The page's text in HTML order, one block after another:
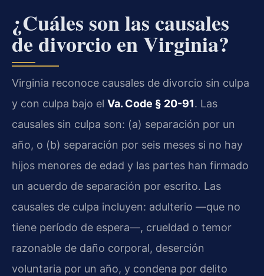
¿Cuáles son las causales
de divorcio en Virginia?
Virginia reconoce causales de divorcio sin culpa
y con culpa bajo el Va. Code § 20-91. Las
causales sin culpa son: (a) separación por un
año, o (b) separación por seis meses si no hay
hijos menores de edad y las partes han firmado
un acuerdo de separación por escrito. Las
causales de culpa incluyen: adulterio —que no
tiene período de espera—, crueldad o temor
razonable de daño corporal, deserción
voluntaria por un año, y condena por delito